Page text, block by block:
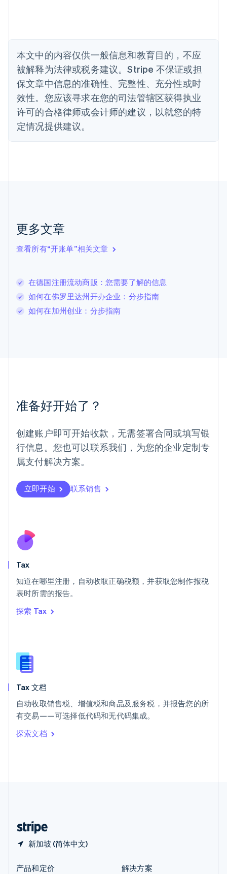
本文中的内容仅供一般信息和教育目的，不应
被解释为法律或税务建议。Stripe 不保证或担
保文章中信息的准确性、完整性、充分性或时
效性。您应该寻求在您的司法管辖区获得执业
许可的合格律师或会计师的建议，以就您的特
定情况提供建议。
更多文章
查看所有“开账单”相关文章
在德国注册流动商贩：您需要了解的信息
如何在佛罗里达州开办企业：分步指南
如何在加州创业：分步指南
准备好开始了？
创建账户即可开始收款，无需签署合同或填写银
行信息。您也可以联系我们，为您的企业定制专
属支付解决方案。
立即开始 联系销售
Tax
知道在哪里注册，自动收取正确税额，并获取您制作报税
表时所需的报告。
探索 Tax
Tax 文档
自动收取销售税、增值税和商品及服务税，并报告您的所
有交易——可选择低代码和无代码集成。
探索文档
新加坡 (简体中文)
English
丹麦
English
德国
DeutschEnglish
法国
FrançaisEnglish
芬兰
EnglishSvenska
English Italiano
拉脱维亚
立陶宛
DeutschEnglish
卢森堡
Français DeutschEnglish
罗马尼亚
墨西哥
EspañolEnglish
English
葡萄牙
PortuguêsEnglish
日本
瑞典
Svenska English
瑞士
English
斯洛伐克
泰国
ไทยEnglish
English
English
新西兰
匈牙利
意大利
ItalianoEnglish
印度
English
产品和定价
解决方案